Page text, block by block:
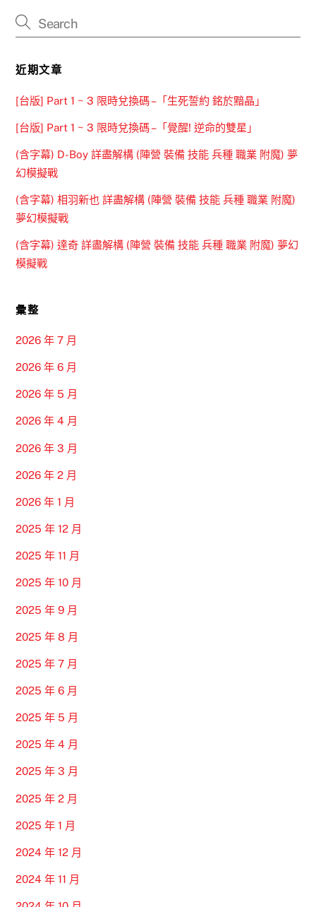
近期文章
[台版] Part 1 ~ 3 限時兌換碼 –「生死誓約 銘於黯晶」
[台版] Part 1 ~ 3 限時兌換碼 –「覺醒! 逆命的雙星」
(含字幕) D-Boy 詳盡解構 (陣營 裝備 技能 兵種 職業 附魔) 夢
幻模擬戰
(含字幕) 相羽新也 詳盡解構 (陣營 裝備 技能 兵種 職業 附魔)
夢幻模擬戰
(含字幕) 達奇 詳盡解構 (陣營 裝備 技能 兵種 職業 附魔) 夢幻
模擬戰
彙整
2026 年 7 月
2026 年 6 月
2026 年 5 月
2026 年 4 月
2026 年 3 月
2026 年 2 月
2026 年 1 月
2025 年 12 月
2025 年 11 月
2025 年 10 月
2025 年 9 月
2025 年 8 月
2025 年 7 月
2025 年 6 月
2025 年 5 月
2025 年 4 月
2025 年 3 月
2025 年 2 月
2025 年 1 月
2024 年 12 月
2024 年 11 月